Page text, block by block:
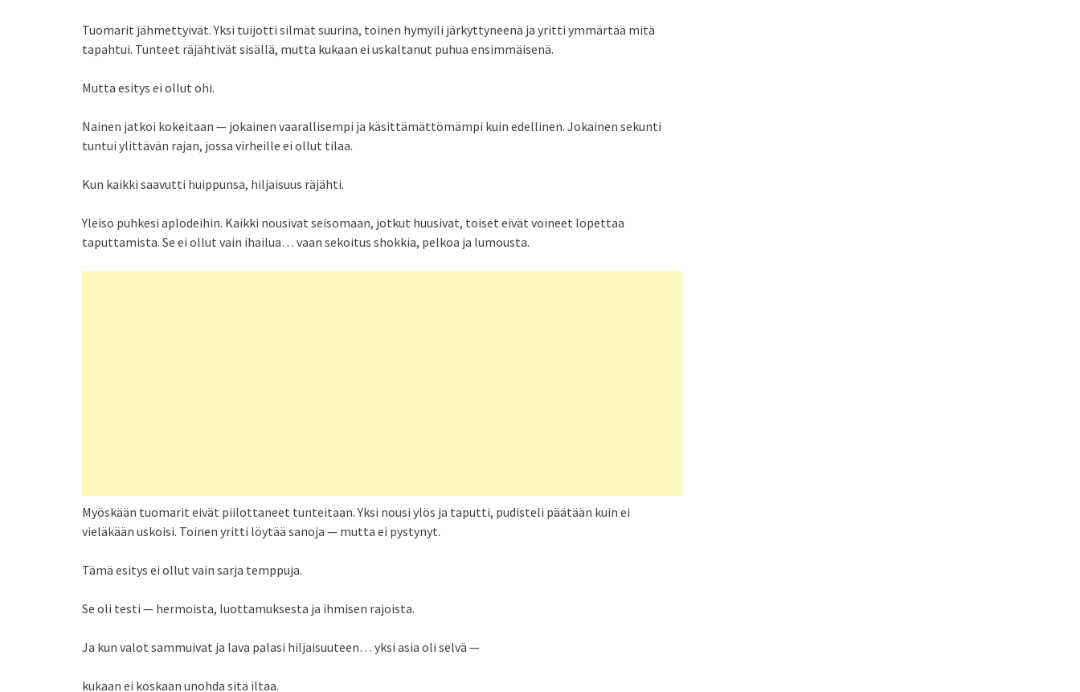
Tuomarit jähmettyivät. Yksi tuijotti silmät suurina, toinen hymyili järkyttyneenä ja yritti ymmärtää mitä
tapahtui. Tunteet räjähtivät sisällä, mutta kukaan ei uskaltanut puhua ensimmäisenä.
Mutta esitys ei ollut ohi.
Nainen jatkoi kokeitaan — jokainen vaarallisempi ja käsittämättömämpi kuin edellinen. Jokainen sekunti
tuntui ylittävän rajan, jossa virheille ei ollut tilaa.
Kun kaikki saavutti huippunsa, hiljaisuus räjähti.
Yleisö puhkesi aplodeihin. Kaikki nousivat seisomaan, jotkut huusivat, toiset eivät voineet lopettaa
taputtamista. Se ei ollut vain ihailua… vaan sekoitus shokkia, pelkoa ja lumousta.
Myöskään tuomarit eivät piilottaneet tunteitaan. Yksi nousi ylös ja taputti, pudisteli päätään kuin ei
vieläkään uskoisi. Toinen yritti löytää sanoja — mutta ei pystynyt.
Tämä esitys ei ollut vain sarja temppuja.
Se oli testi — hermoista, luottamuksesta ja ihmisen rajoista.
Ja kun valot sammuivat ja lava palasi hiljaisuuteen… yksi asia oli selvä —
kukaan ei koskaan unohda sitä iltaa.